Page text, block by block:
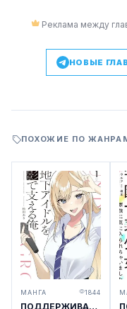
Реклама между
НОВЫЕ
ПОХОЖИЕ ПО
МАНГА 1844
ПОДДЕРЖИВАЮ АНДЕГРАУНД АЙДОЛА ИЗ ТЕНИ